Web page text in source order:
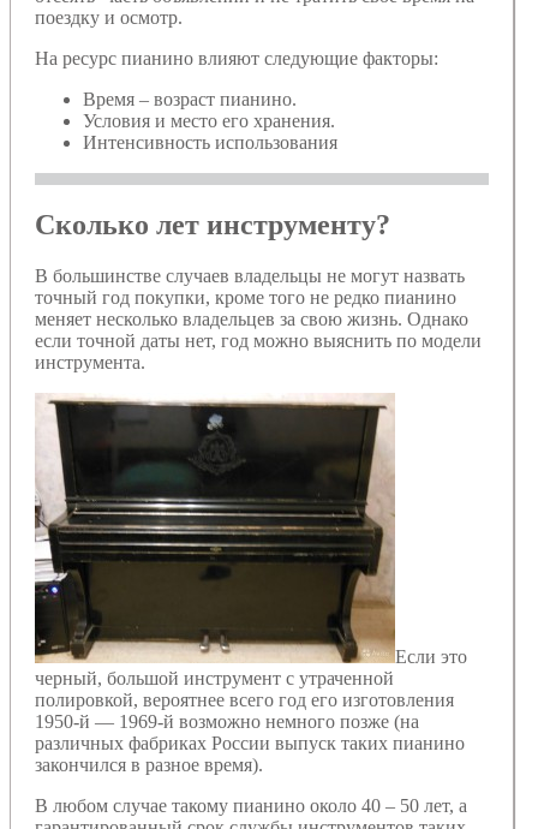
поездку и осмотр.
На ресурс пианино влияют следующие факторы:
Время – возраст пианино.
Условия и место его хранения.
Интенсивность использования
Сколько лет инструменту?
В большинстве случаев владельцы не могут назвать
точный год покупки, кроме того не редко пианино
меняет несколько владельцев за свою жизнь. Однако
если точной даты нет, год можно выяснить по модели
инструмента.
Если это
черный, большой инструмент с утраченной
полировкой, вероятнее всего год его изготовления
1950-й — 1969-й возможно немного позже (на
различных фабриках России выпуск таких пианино
закончился в разное время).
В любом случае такому пианино около 40 – 50 лет, а